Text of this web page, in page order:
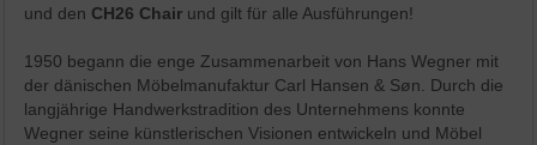
und den CH26 Chair und gilt für alle Ausführungen!
1950 begann die enge Zusammenarbeit von Hans Wegner mit
der dänischen Möbelmanufaktur Carl Hansen & Søn. Durch die
langjährige Handwerkstradition des Unternehmens konnte
Wegner seine künstlerischen Visionen entwickeln und Möbel